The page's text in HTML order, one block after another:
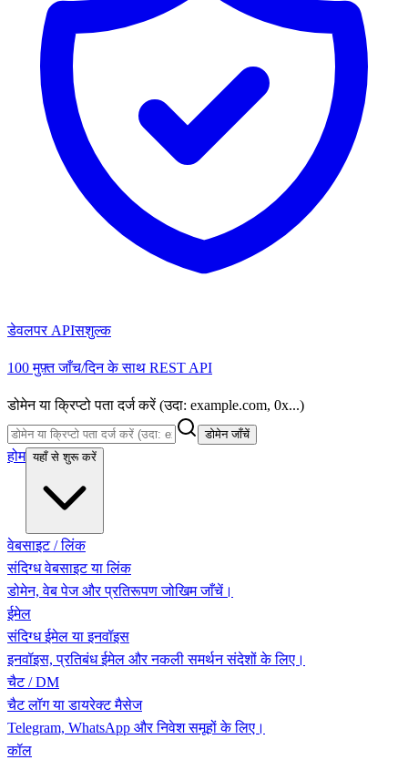
डेवलपर APIसशुल्क
100 मुफ़्त जाँच/दिन के साथ REST API
डोमेन या क्रिप्टो पता दर्ज करें (उदा: example.com, 0x...)
डोमेन जाँचें
होम यहाँ से शुरू करें
वेबसाइट / लिंक
संदिग्ध वेबसाइट या लिंक
डोमेन, वेब पेज और प्रतिरूपण जोखिम जाँचें।
ईमेल
संदिग्ध ईमेल या इनवॉइस
इनवॉइस, प्रतिबंध ईमेल और नकली समर्थन संदेशों के लिए।
चैट / DM
चैट लॉग या डायरेक्ट मैसेज
Telegram, WhatsApp और निवेश समूहों के लिए।
कॉल